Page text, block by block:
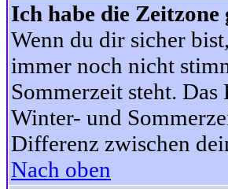
Ich habe die
Wenn du dir sicher
immer noch nicht
Sommerzeit steht.
Winter- und
Differenz zwischen
Nach oben